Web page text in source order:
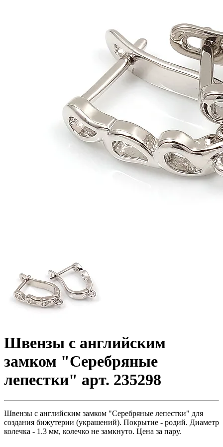
Швензы с английским
замком "Серебряные
лепестки" арт. 235298
Швензы с английским замком "Серебряные лепестки" для
создания бижутерии (украшений). Покрытие - родий. Диаметр
колечка - 1.3 мм, колечко не замкнуто. Цена за пару.